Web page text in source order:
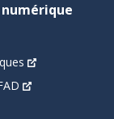
numérique